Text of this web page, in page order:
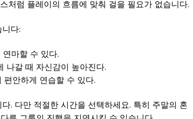
처럼 플레이의 흐름에 맞춰 걸을 필요가 없습니다.
다:
마할 수 있다.
나갈 때 자신감이 높아진다.
편안하게 연습할 수 있다.
. 다만 적절한 시간을 선택하세요. 특히 주말의 혼